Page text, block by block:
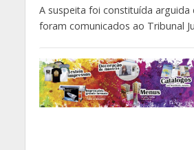
A suspeita foi constituída arguida
foram comunicados ao Tribunal